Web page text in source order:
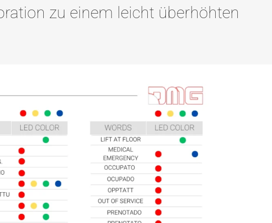
zu einem leicht überhöhten